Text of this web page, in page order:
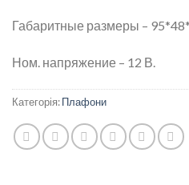
Габаритные размеры –
Ном. напряжение – 12 В.
Категорія:Плафони